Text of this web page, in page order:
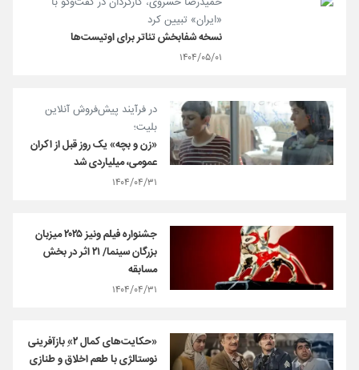
«ایران» تبیین کرد
نسخه شفابخش تئاتر برای اوتیست‌ها
۱۴۰۴/۰۵/۰۱
در فرآیند پیش‌فروش آنلاین
بلیت؛
«زن و بچه» یک روز قبل از اکران
عمومی، میلیاردی شد
۱۴۰۴/۰۴/۳۱
جشنواره فیلم ونیز ۲۰۲۵ میزبان
بزرگان سینما/ ۲۱ اثر در بخش
مسابقه
۱۴۰۴/۰۴/۳۱
«حکایت‌های کمال ۲»ِ بازآفرینی
نوستالژی با طعم اخلاق و طنازی